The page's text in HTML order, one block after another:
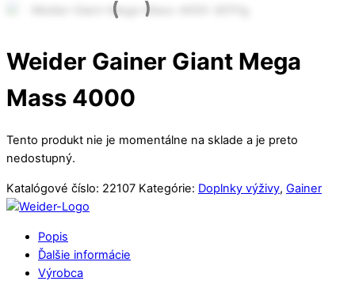
Weider Gainer Giant Mega
Mass 4000
Tento produkt nie je momentálne na sklade a je preto
nedostupný.
Katalógové číslo: 22107 Kategórie: Doplnky výživy, Gainer
Popis
Ďalšie informácie
Výrobca